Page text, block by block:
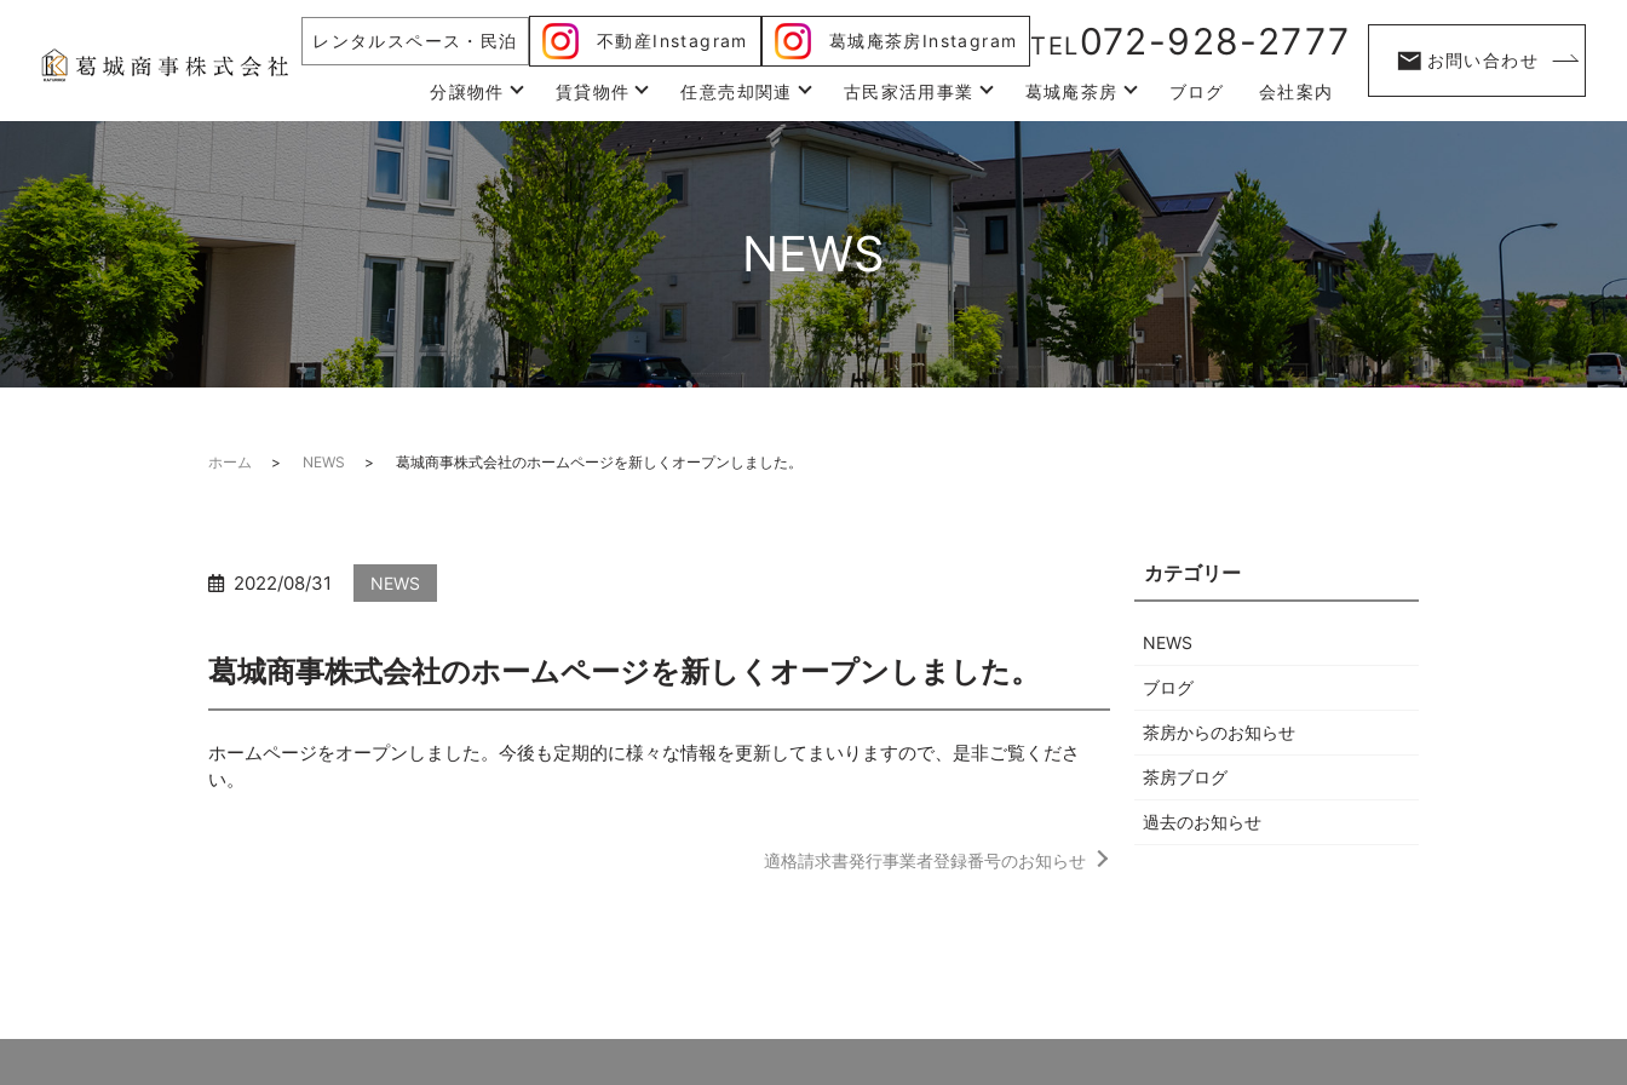
レンタルスペース・民泊 不動産Instagram 葛城庵茶房Instagram TEL072-928-2777
分譲物件 賃貸物件 任意売却関連 古民家活用事業 葛城庵茶房 ブログ 会社案内
お問い合わせ
NEWS
ホーム NEWS 葛城商事株式会社のホームページを新しくオープンしました。
2022/08/31 NEWS
葛城商事株式会社のホームページを新しくオープンしました。
ホームページをオープンしました。今後も定期的に様々な情報を更新してまいりますので、是非ご覧くださ
い。
適格請求書発行事業者登録番号のお知らせ
NEWS
ブログ
茶房からのお知らせ
茶房ブログ
過去のお知らせ